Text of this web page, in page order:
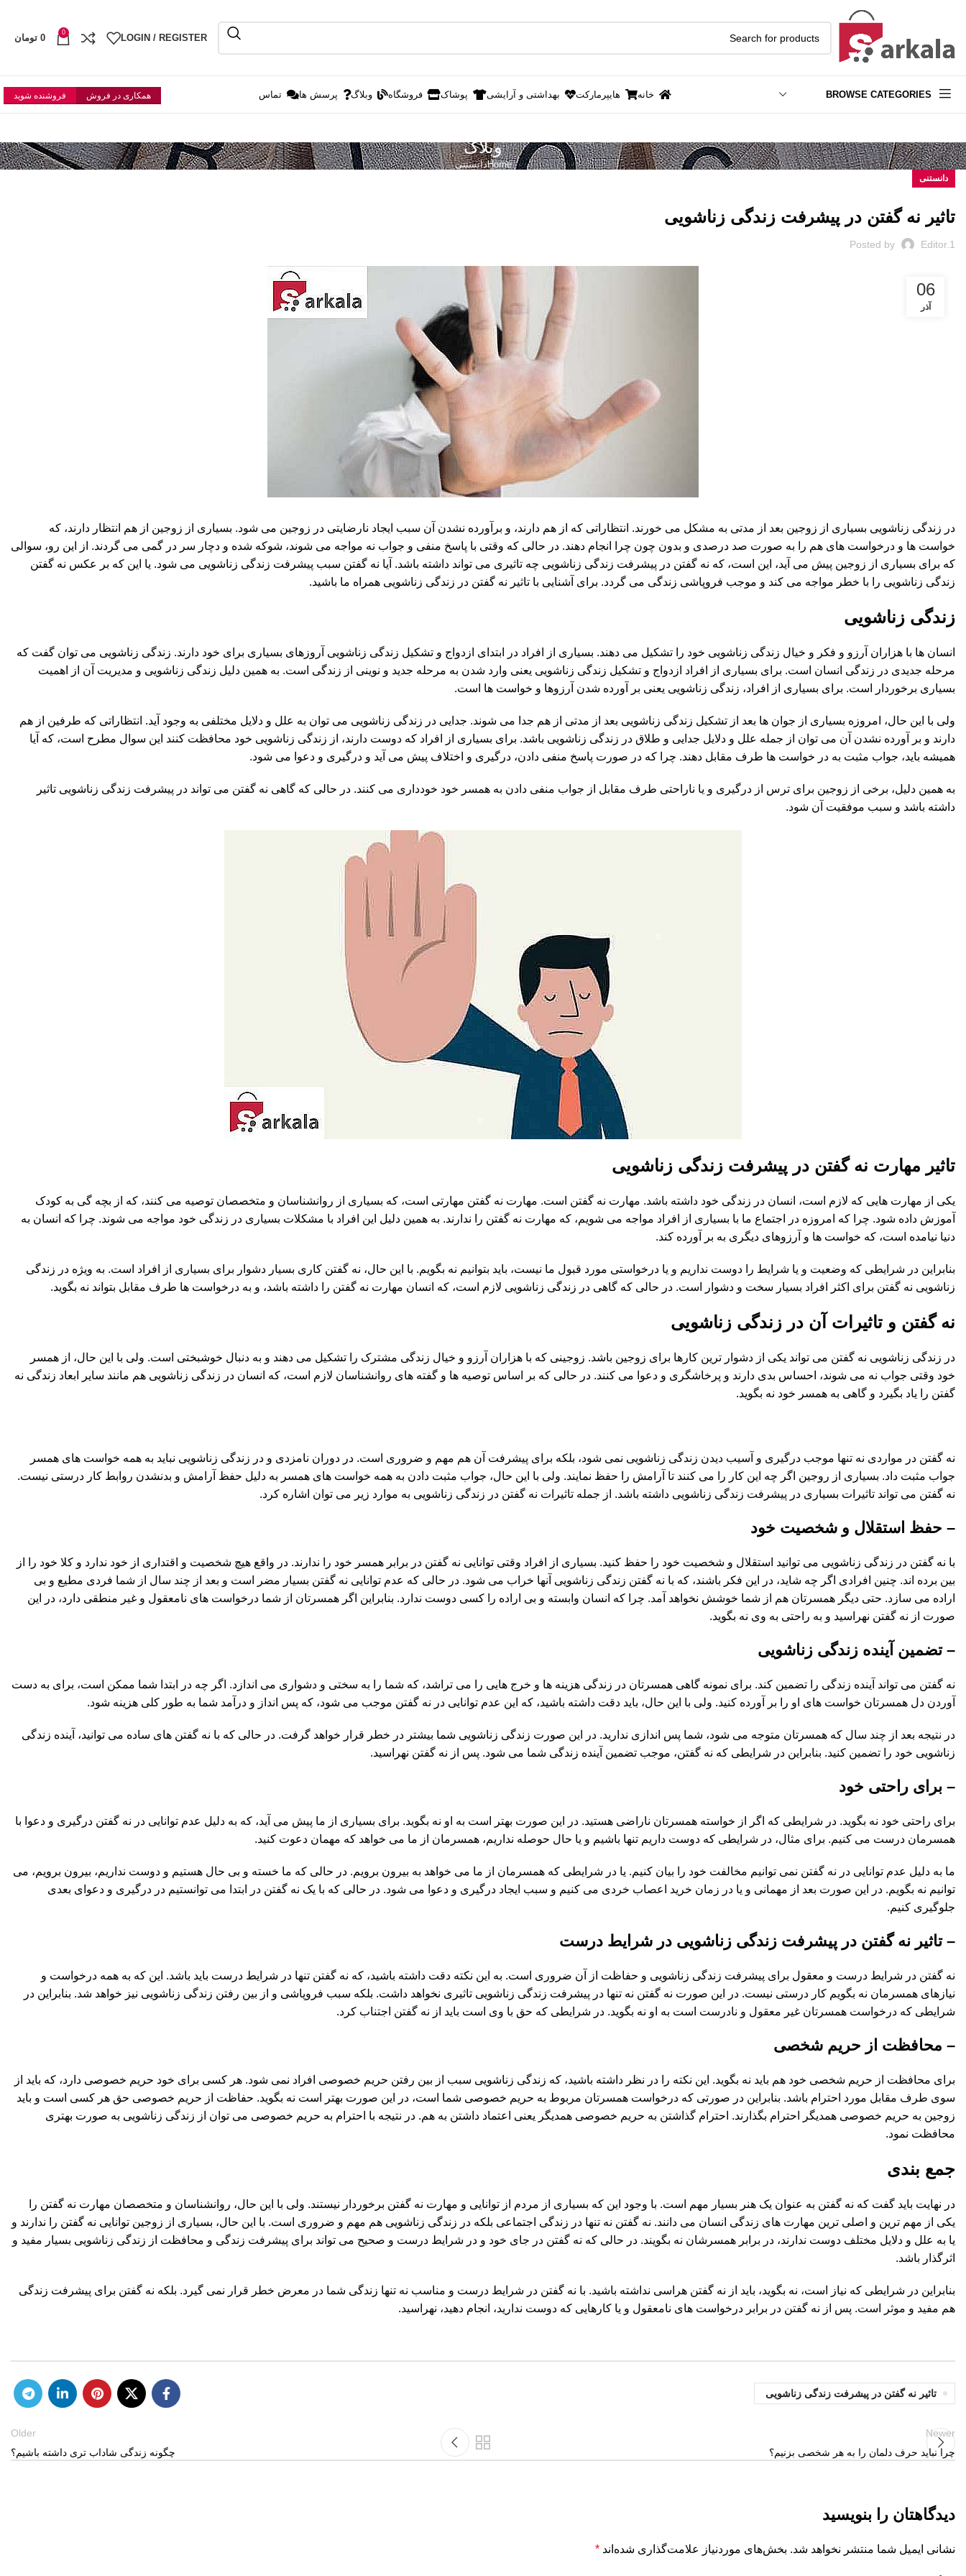
LOGIN / REGISTER
0
0 تومان
BROWSE CATEGORIES خانه هایپرمارکت بهداشتی و آرایشی پوشاک فروشگاه وبلاگ پرسش ها تماس همکاری در فروش فروشنده شوید
وبلاگ
Homeدانستنی
دانستنی
تاثیر نه گفتن در پیشرفت زندگی زناشویی
Posted by Editor.1
06
آذر
در زندگی زناشویی بسیاری از زوجین بعد از مدتی به مشکل می خورند. انتظاراتی که از هم دارند، و برآورده نشدن آن سبب ایجاد نارضایتی در زوجین می شود. بسیاری از زوجین از هم انتظار دارند، که
خواست ها و درخواست های هم را به صورت صد درصدی و بدون چون چرا انجام دهند. در حالی که وقتی با پاسخ منفی و جواب نه مواجه می شوند، شوکه شده و دچار سر در گمی می گردند. از این رو، سوالی
که برای بسیاری از زوجین پیش می آید، این است، که نه گفتن در پیشرفت زندگی زناشویی چه تاثیری می تواند داشته باشد. آیا نه گفتن سبب پیشرفت زندگی زناشویی می شود. یا این که بر عکس نه گفتن
زندگی زناشویی را با خطر مواجه می کند و موجب فروپاشی زندگی می گردد. برای آشنایی با تاثیر نه گفتن در زندگی زناشویی همراه ما باشید.
زندگی زناشویی
انسان ها با هزاران آرزو و فکر و خیال زندگی زناشویی خود را تشکیل می دهند. بسیاری از افراد در ابتدای ازدواج و تشکیل زندگی زناشویی آروزهای بسیاری برای خود دارند. زندگی زناشویی می توان گفت که
مرحله جدیدی در زندگی انسان است. برای بسیاری از افراد ازدواج و تشکیل زندگی زناشویی یعنی وارد شدن به مرحله جدید و نوینی از زندگی است. به همین دلیل زندگی زناشویی و مدیریت آن از اهمیت
بسیاری برخوردار است. برای بسیاری از افراد، زندگی زناشویی یعنی بر آورده شدن آرزوها و خواست ها است.
ولی با این حال، امروزه بسیاری از جوان ها بعد از تشکیل زندگی زناشویی بعد از مدتی از هم جدا می شوند. جدایی در زندگی زناشویی می توان به علل و دلایل مختلفی به وجود آید. انتظاراتی که طرفین از هم
دارند و بر آورده نشدن آن می توان از جمله علل و دلایل جدایی و طلاق در زندگی زناشویی باشد. برای بسیاری از افراد که دوست دارند، از زندگی زناشویی خود محافظت کنند این سوال مطرح است، که آیا
همیشه باید، جواب مثبت به در خواست ها طرف مقابل دهند. چرا که در صورت پاسخ منفی دادن، درگیری و اختلاف پیش می آید و درگیری و دعوا می شود.
به همین دلیل، برخی از زوجین برای ترس از درگیری و یا ناراحتی طرف مقابل از جواب منفی دادن به همسر خود خودداری می کنند. در حالی که گاهی نه گفتن می تواند در پیشرفت زندگی زناشویی تاثیر
داشته باشد و سبب موفقیت آن شود.
تاثیر مهارت نه گفتن در پیشرفت زندگی زناشویی
یکی از مهارت هایی که لازم است، انسان در زندگی خود داشته باشد. مهارت نه گفتن است. مهارت نه گفتن مهارتی است، که بسیاری از روانشناسان و متخصصان توصیه می کنند، که از بچه گی به کودک
آموزش داده شود. چرا که امروزه در اجتماع ما با بسیاری از افراد مواجه می شویم، که مهارت نه گفتن را ندارند. به همین دلیل این افراد با مشکلات بسیاری در زندگی خود مواجه می شوند. چرا که انسان به
دنیا نیامده است، که خواست ها و آرزوهای دیگری به بر آورده کند.
بنابراین در شرایطی که وضعیت و یا شرایط را دوست نداریم و یا درخواستی مورد قبول ما نیست، باید بتوانیم نه بگویم. با این حال، نه گفتن کاری بسیار دشوار برای بسیاری از افراد است. به ویژه در زندگی
زناشویی نه گفتن برای اکثر افراد بسیار سخت و دشوار است. در حالی که گاهی در زندگی زناشویی لازم است، که انسان مهارت نه گفتن را داشته باشد، و به درخواست ها طرف مقابل بتواند نه بگوید.
نه گفتن و تاثیرات آن در زندگی زناشویی
در زندگی زناشویی نه گفتن می تواند یکی از دشوار ترین کارها برای زوجین باشد. زوجینی که با هزاران آرزو و خیال زندگی مشترک را تشکیل می دهند و به دنبال خوشبختی است. ولی با این حال، از همسر
خود وقتی جواب نه می شوند، احساس بدی دارند و پرخاشگری و دعوا می کنند. در حالی که بر اساس توصیه ها و گفته های روانشناسان لازم است، که انسان در زندگی زناشویی هم مانند سایر ابعاد زندگی نه
گفتن را یاد بگیرد و گاهی به همسر خود نه بگوید.
نه گفتن در مواردی نه تنها موجب درگیری و آسیب دیدن زندگی زناشویی نمی شود، بلکه برای پیشرفت آن هم مهم و ضروری است. در دوران نامزدی و در زندگی زناشویی نباید به همه خواست های همسر
جواب مثبت داد. بسیاری از روجین اگر چه این کار را می کنند تا آرامش را حفظ نمایند. ولی با این حال، جواب مثبت دادن به همه خواست های همسر به دلیل حفظ آرامش و بدنشدن روابط کار درستی نیست.
نه گفتن می تواند تاثیرات بسیاری در پیشرفت زندگی زناشویی داشته باشد. از جمله تاثیرات نه گفتن در زندگی زناشویی به موارد زیر می توان اشاره کرد.
– حفظ استقلال و شخصیت خود
با نه گفتن در زندگی زناشویی می توانید استقلال و شخصیت خود را حفظ کنید. بسیاری از افراد وقتی توانایی نه گفتن در برابر همسر خود را ندارند. در واقع هیچ شخصیت و اقتداری از خود ندارد و کلا خود را از
بین برده اند. چنین افرادی اگر چه شاید، در این فکر باشند، که با نه گفتن زندگی زناشویی آنها خراب می شود. در حالی که عدم توانایی نه گفتن بسیار مضر است و بعد از چند سال از شما فردی مطیع و بی
اراده می سازد. حتی دیگر همسرتان هم از شما خوشش نخواهد آمد. چرا که انسان وابسته و بی اراده را کسی دوست ندارد. بنابراین اگر همسرتان از شما درخواست های نامعقول و غیر منطقی دارد، در این
صورت از نه گفتن نهراسید و به راحتی به وی نه بگوید.
– تضمین آینده زندگی زناشویی
نه گفتن می تواند آینده زندگی را تضمین کند. برای نمونه گاهی همسرتان در زندگی هزینه ها و خرج هایی را می تراشد، که شما را به سختی و دشواری می اندازد. اگر چه در ابتدا شما ممکن است، برای به دست
آوردن دل همسرتان خواست های او را بر آورده کنید. ولی با این حال، باید دقت داشته باشید، که این عدم توانایی در نه گفتن موجب می شود، که پس انداز و درآمد شما به طور کلی هزینه شود.
در نتیجه بعد از چند سال که همسرتان متوجه می شود، شما پس اندازی ندارید. در این صورت زندگی زناشویی شما بیشتر در خطر قرار خواهد گرفت. در حالی که با نه گفتن های ساده می توانید، آینده زندگی
زناشویی خود را تضمین کنید. بنابراین در شرایطی که نه گفتن، موجب تضمین آینده زندگی شما می شود. پس از نه گفتن نهراسید.
– برای راحتی خود
برای راحتی خود نه بگوید. در شرایطی که اگر از خواسته همسرتان ناراضی هستید. در این صورت بهتر است به او نه بگوید. برای بسیاری از ما پیش می آید، که به دلیل عدم توانایی در نه گفتن درگیری و دعوا با
همسرمان درست می کنیم. برای مثال، در شرایطی که دوست داریم تنها باشیم و یا حال حوصله نداریم، همسرمان از ما می خواهد که مهمان دعوت کنید.
ما به دلیل عدم توانایی در نه گفتن نمی توانیم مخالفت خود را بیان کنیم. یا در شرایطی که همسرمان از ما می خواهد به بیرون برویم. در حالی که ما خسته و بی حال هستیم و دوست نداریم، بیرون برویم، می
توانیم نه بگویم. در این صورت بعد از مهمانی و یا در زمان خرید اعصاب خردی می کنیم و سبب ایجاد درگیری و دعوا می شود. در حالی که با یک نه گفتن در ابتدا می توانستیم در درگیری و دعوای بعدی
جلوگیری کنیم.
– تاثیر نه گفتن در پیشرفت زندگی زناشویی در شرایط درست
نه گفتن در شرایط درست و معقول برای پیشرفت زندگی زناشویی و حفاظت از آن ضروری است. به این نکته دقت داشته باشید، که نه گفتن تنها در شرایط درست باید باشد. این که به همه درخواست و
نیازهای همسرمان نه بگویم کار درستی نیست. در این صورت نه گفتن نه تنها در پیشرفت زندگی زناشویی تاثیری نخواهد داشت. بلکه سبب فروپاشی و از بین رفتن زندگی زناشویی نیز خواهد شد. بنابراین در
شرایطی که درخواست همسرتان غیر معقول و نادرست است به او نه بگوید. در شرایطی که حق با وی است باید از نه گفتن اجتناب کرد.
– محافظت از حریم شخصی
برای محافظت از حریم شخصی خود هم باید نه بگوید. این نکته را در نظر داشته باشید، که زندگی زناشویی سبب از بین رفتن حریم خصوصی افراد نمی شود. هر کسی برای خود حریم خصوصی دارد، که باید از
سوی طرف مقابل مورد احترام باشد. بنابراین در صورتی که درخواست همسرتان مربوط به حریم خصوصی شما است، در این صورت بهتر است نه بگوید. حفاظت از حریم خصوصی حق هر کسی است و باید
زوجین به حریم خصوصی همدیگر احترام بگذارند. احترام گذاشتن به حریم خصوصی همدیگر یعنی اعتماد داشتن به هم. در نتیجه با احترام به حریم خصوصی می توان از زندگی زناشویی به صورت بهتری
محافظت نمود.
جمع بندی
در نهایت باید گفت که نه گفتن به عنوان یک هنر بسیار مهم است. با وجود این که بسیاری از مردم از توانایی و مهارت نه گفتن برخوردار نیستند. ولی با این حال، روانشناسان و متخصصان مهارت نه گفتن را
یکی از مهم ترین و اصلی ترین مهارت های زندگی انسان می دانند. نه گفتن نه تنها در زندگی اجتماعی بلکه در زندگی زناشویی هم مهم و ضروری است. با این حال، بسیاری از زوجین توانایی نه گفتن را ندارند و
یا به علل و دلایل مختلف دوست ندارند، در برابر همسرشان نه بگویند. در حالی که نه گفتن در جای خود و در شرایط درست و صحیح می تواند برای پیشرفت زندگی و محافظت از زندگی زناشویی بسیار مفید و
اثرگذار باشد.
بنابراین در شرایطی که نیاز است، نه بگوید، باید از نه گفتن هراسی نداشته باشید. با نه گفتن در شرایط درست و مناسب نه تنها زندگی شما در معرض خطر قرار نمی گیرد. بلکه نه گفتن برای پیشرفت زندگی
هم مفید و موثر است. پس از نه گفتن در برابر درخواست های نامعقول و یا کارهایی که دوست ندارید، انجام دهید، نهراسید.
تاثیر نه گفتن در پیشرفت زندگی زناشویی
Newer
چرا نباید حرف دلمان را به هر شخصی بزنیم؟
Older
چگونه زندگی شاداب تری داشته باشیم؟
دیدگاهتان را بنویسید
نشانی ایمیل شما منتشر نخواهد شد. بخش‌های موردنیاز علامت‌گذاری شده‌اند *